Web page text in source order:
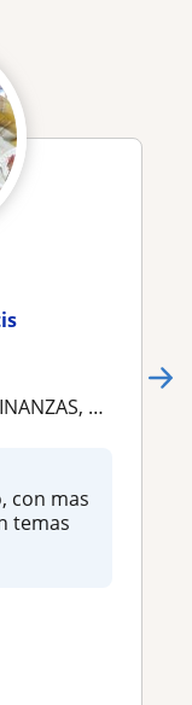
AUDITORIA
con mas
temas